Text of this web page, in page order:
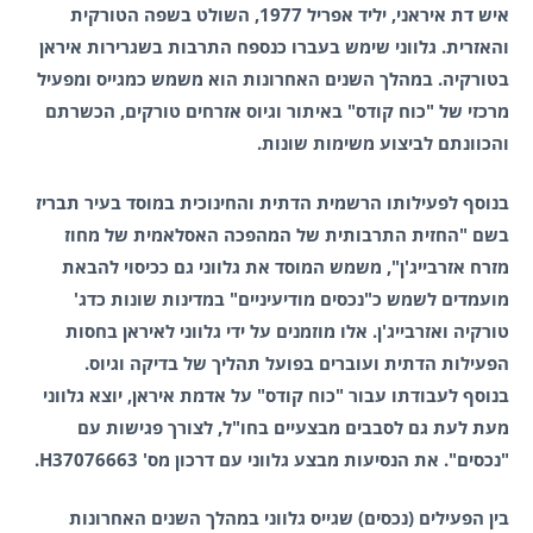
איש דת איראני, יליד אפריל 1977, השולט בשפה הטורקית
והאזרית. גלווני שימש בעברו כנספח התרבות בשגרירות איראן
בטורקיה. במהלך השנים האחרונות הוא משמש כמגייס ומפעיל
מרכזי של "כוח קודס" באיתור וגיוס אזרחים טורקים, הכשרתם
והכוונתם לביצוע משימות שונות.
בנוסף לפעילותו הרשמית הדתית והחינוכית במוסד בעיר תבריז
בשם "החזית התרבותית של המהפכה האסלאמית של מחוז
מזרח אזרבייג'ן", משמש המוסד את גלווני גם ככיסוי להבאת
מועמדים לשמש כ"נכסים מודיעיניים" במדינות שונות כדג'
טורקיה ואזרבייג'ן. אלו מוזמנים על ידי גלווני לאיראן בחסות
הפעילות הדתית ועוברים בפועל תהליך של בדיקה וגיוס.
בנוסף לעבודתו עבור "כוח קודס" על אדמת איראן, יוצא גלווני
מעת לעת גם לסבבים מבצעיים בחו"ל, לצורך פגישות עם
"נכסים". את הנסיעות מבצע גלווני עם דרכון מס' H37076663.
בין הפעילים (נכסים) שגייס גלווני במהלך השנים האחרונות